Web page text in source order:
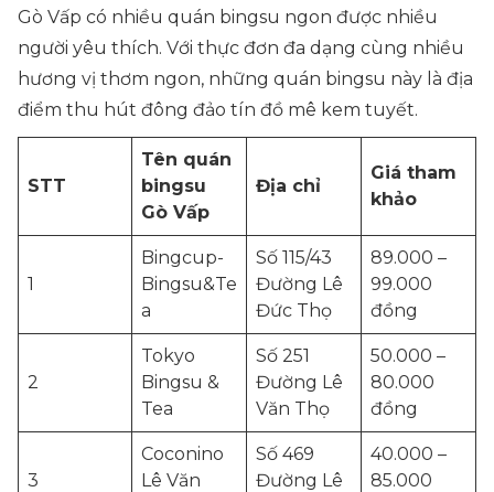
Gò Vấp có nhiều quán bingsu ngon được nhiều
người yêu thích. Với thực đơn đa dạng cùng nhiều
hương vị thơm ngon, những quán bingsu này là địa
điểm thu hút đông đảo tín đồ mê kem tuyết.
STT
Tên quán
bingsu
Gò Vấp
Địa chỉ
Giá tham
khảo
1
Bingcup-
Bingsu&Te
a
Số 115/43
Đường Lê
Đức Thọ
89.000 –
99.000
đồng
2
Tokyo
Bingsu &
Tea
Số 251
Đường Lê
Văn Thọ
50.000 –
80.000
đồng
3
Coconino
Lê Văn
Số 469
Đường Lê
40.000 –
85.000